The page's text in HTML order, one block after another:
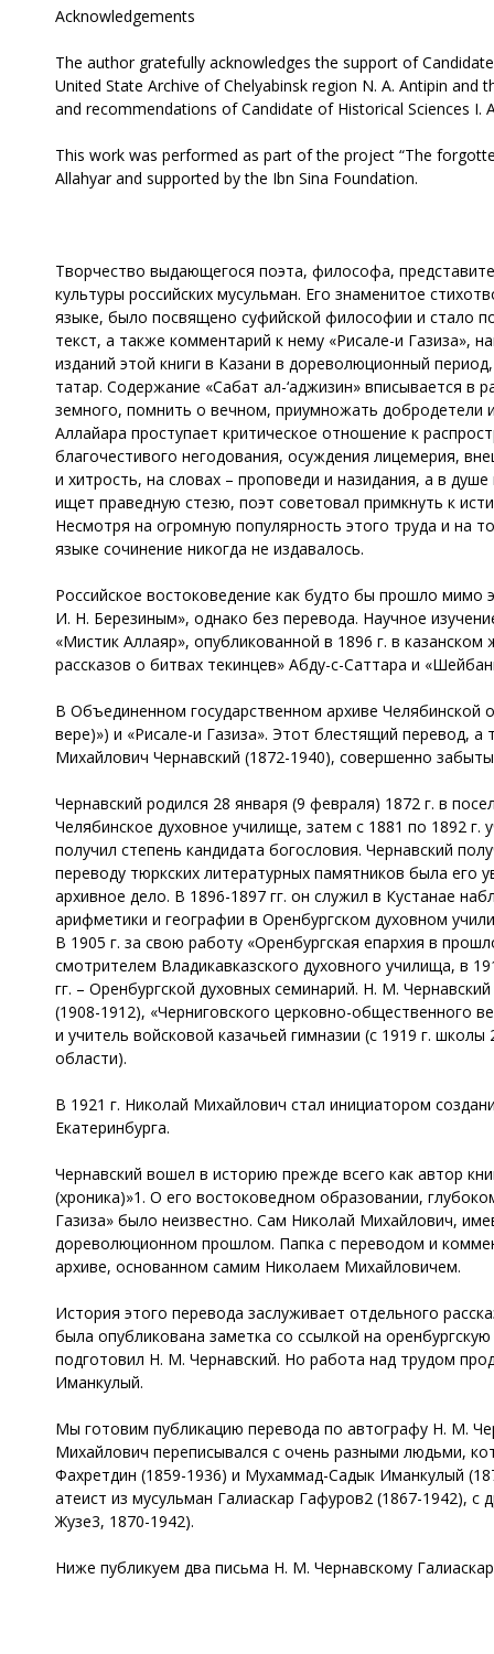
Acknowledgements
The author gratefully acknowledges the support of
United State Archive of Chelyabinsk region N. A. Antipin
and recommendations of Candidate of Historical Sciences I.
This work was performed as part of the project “The
Allahyar and supported by the Ibn Sina Foundation.
Творчество выдающегося поэта, философа,
культуры российских мусульман. Его знаменитое
языке, было посвящено суфийской философии и стало
текст, а также комментарий к нему «Рисале-и Газиза»,
изданий этой книги в Казани в дореволюционный
татар. Содержание «Сабат ал-‘аджизин» вписывается
земного, помнить о вечном, приумножать добродетели
Аллайара проступает критическое отношение к
благочестивого негодования, осуждения лицемерия,
и хитрость, на словах – проповеди и назидания, а в
ищет праведную стезю, поэт советовал примкнуть к
Несмотря на огромную популярность этого труда и на
языке сочинение никогда не издавалось.
Российское востоковедение как будто бы прошло мимо
И. Н. Березиным», однако без перевода. Научное
«Мистик Аллаяр», опубликованной в 1896 г. в
рассказов о битвах текинцев» Абду-с-Саттара и
В Объединенном государственном архиве Челябинской
вере)») и «Рисале-и Газиза». Этот блестящий перевод, а
Михайлович Чернавский (1872-1940), совершенно
Чернавский родился 28 января (9 февраля) 1872 г. в
Челябинское духовное училище, затем с 1881 по 1892
получил степень кандидата богословия. Чернавский
переводу тюркских литературных памятников была
архивное дело. В 1896-1897 гг. он служил в Кустанае
арифметики и географии в Оренбургском духовном
В 1905 г. за свою работу «Оренбургская епархия в
смотрителем Владикавказского духовного училища, в
гг. – Оренбургской духовных семинарий. Н. М.
(1908-1912), «Черниговского церковно-общественного
и учитель войсковой казачьей гимназии (с 1919 г.
области).
В 1921 г. Николай Михайлович стал инициатором
Екатеринбурга.
Чернавский вошел в историю прежде всего как автор
(хроника)»1. О его востоковедном образовании,
Газиза» было неизвестно. Сам Николай Михайлович,
дореволюционном прошлом. Папка с переводом и
архиве, основанном самим Николаем Михайловичем.
История этого перевода заслуживает отдельного
была опубликована заметка со ссылкой на
подготовил Н. М. Чернавский. Но работа над трудом
Иманкулый.
Мы готовим публикацию перевода по автографу Н. М.
Михайлович переписывался с очень разными людьми,
Фахретдин (1859-1936) и Мухаммад-Садык Иманкулый
атеист из мусульман Галиаскар Гафуров2 (1867-1942),
Жузе3, 1870-1942).
Ниже публикуем два письма Н. М. Чернавскому